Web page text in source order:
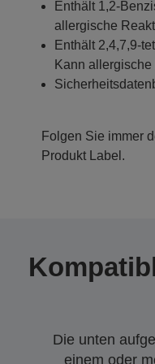
Enthält 1,2-
allergische
Enthält 2,4,7,9-
Kann
Folgen Sie immer
Produkt Label.
Die unten
einem oder